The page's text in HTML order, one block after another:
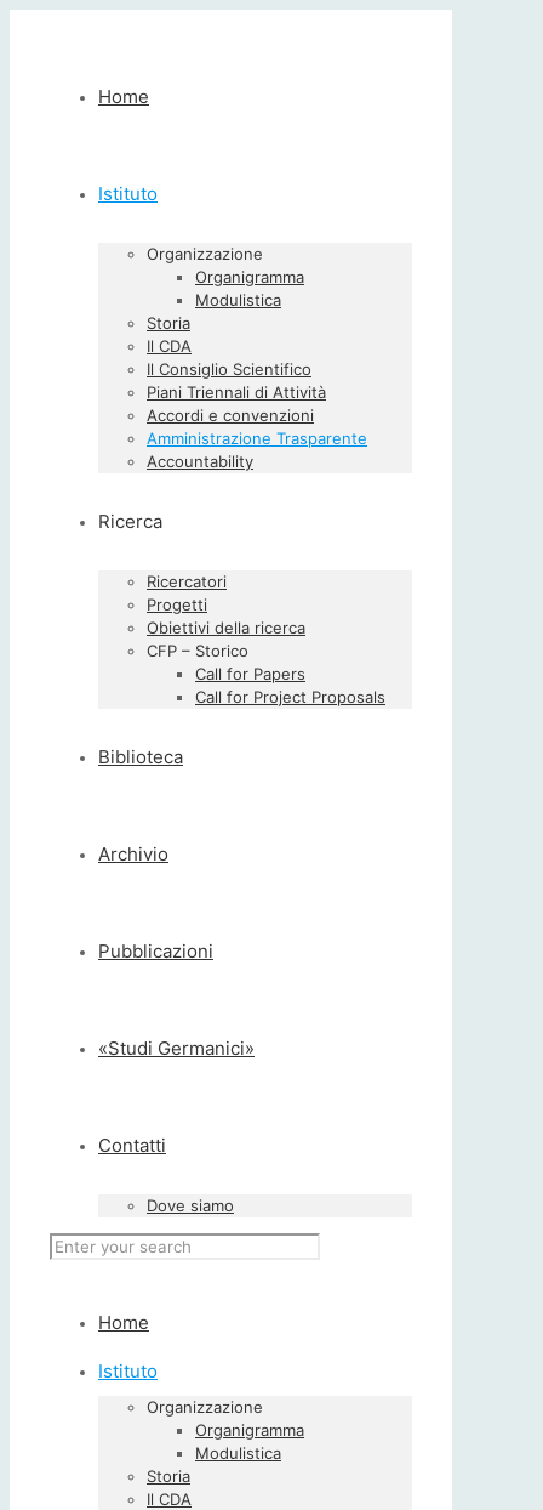
Home
Istituto
Organizzazione
Organigramma
Modulistica
Storia
Il CDA
Il Consiglio Scientifico
Piani Triennali di Attività
Accordi e convenzioni
Amministrazione Trasparente
Accountability
Ricerca
Ricercatori
Progetti
Obiettivi della ricerca
CFP – Storico
Call for Papers
Call for Project Proposals
Biblioteca
Archivio
Pubblicazioni
«Studi Germanici»
Contatti
Dove siamo
Home
Istituto
Organizzazione
Organigramma
Modulistica
Storia
Il CDA